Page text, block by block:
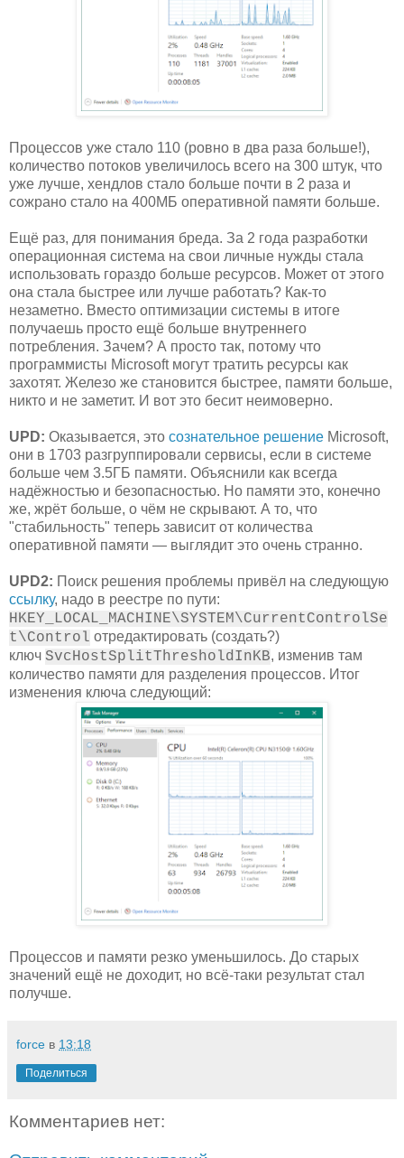
Процессов уже стало 110 (ровно в два раза больше!),
количество потоков увеличилось всего на 300 штук, что
уже лучше, хендлов стало больше почти в 2 раза и
сожрано стало на 400МБ оперативной памяти больше.
Ещё раз, для понимания бреда. За 2 года разработки
операционная система на свои личные нужды стала
использовать гораздо больше ресурсов. Может от этого
она стала быстрее или лучше работать? Как-то
незаметно. Вместо оптимизации системы в итоге
получаешь просто ещё больше внутреннего
потребления. Зачем? А просто так, потому что
программисты Microsoft могут тратить ресурсы как
захотят. Железо же становится быстрее, памяти больше,
никто и не заметит. И вот это бесит неимоверно.
UPD: Оказывается, это сознательное решение Microsoft,
они в 1703 разгруппировали сервисы, если в системе
больше чем 3.5ГБ памяти. Объяснили как всегда
надёжностью и безопасностью. Но памяти это, конечно
же, жрёт больше, о чём не скрывают. А то, что
"стабильность" теперь зависит от количества
оперативной памяти — выглядит это очень странно.
UPD2: Поиск решения проблемы привёл на следующую
ссылку, надо в реестре по пути:
HKEY_LOCAL_MACHINE\SYSTEM\CurrentControlSe
t\Control отредактировать (создать?)
ключ SvcHostSplitThresholdInKB, изменив там
количество памяти для разделения процессов. Итог
изменения ключа следующий:
Процессов и памяти резко уменьшилось. До старых
значений ещё не доходит, но всё-таки результат стал
получше.
force в 13:18
Поделиться
Комментариев нет: